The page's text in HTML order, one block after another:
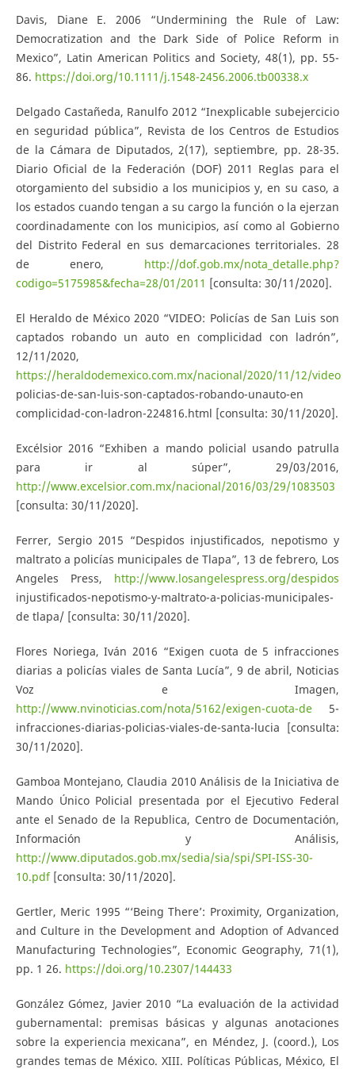
Davis, Diane E. 2006 “Undermining the Rule of Law:
Democratization and the Dark Side of Police Reform in
Mexico”, Latin American Politics and Society, 48(1), pp. 55-
86. https://doi.org/10.1111/j.1548-2456.2006.tb00338.x
Delgado Castañeda, Ranulfo 2012 “Inexplicable subejercicio
en seguridad pública”, Revista de los Centros de Estudios
de la Cámara de Diputados, 2(17), septiembre, pp. 28-35.
Diario Oficial de la Federación (DOF) 2011 Reglas para el
otorgamiento del subsidio a los municipios y, en su caso, a
los estados cuando tengan a su cargo la función o la ejerzan
coordinadamente con los municipios, así como al Gobierno
del Distrito Federal en sus demarcaciones territoriales. 28
de enero, http://dof.gob.mx/nota_detalle.php?
codigo=5175985&fecha=28/01/2011 [consulta: 30/11/2020].
El Heraldo de México 2020 “VIDEO: Policías de San Luis son
captados robando un auto en complicidad con ladrón”,
12/11/2020,
https://heraldodemexico.com.mx/nacional/2020/11/12/video
policias-de-san-luis-son-captados-robando-unauto-en
complicidad-con-ladron-224816.html [consulta: 30/11/2020].
Excélsior 2016 “Exhiben a mando policial usando patrulla
para ir al súper”, 29/03/2016,
http://www.excelsior.com.mx/nacional/2016/03/29/1083503
[consulta: 30/11/2020].
Ferrer, Sergio 2015 “Despidos injustificados, nepotismo y
maltrato a policías municipales de Tlapa”, 13 de febrero, Los
Angeles Press, http://www.losangelespress.org/despidos
injustificados-nepotismo-y-maltrato-a-policias-municipales-
de tlapa/ [consulta: 30/11/2020].
Flores Noriega, Iván 2016 “Exigen cuota de 5 infracciones
diarias a policías viales de Santa Lucía”, 9 de abril, Noticias
Voz e Imagen,
http://www.nvinoticias.com/nota/5162/exigen-cuota-de5-
infracciones-diarias-policias-viales-de-santa-lucia [consulta:
30/11/2020].
Gamboa Montejano, Claudia 2010 Análisis de la Iniciativa de
Mando Único Policial presentada por el Ejecutivo Federal
ante el Senado de la Republica, Centro de Documentación,
Información y Análisis,
http://www.diputados.gob.mx/sedia/sia/spi/SPI-ISS-30-
10.pdf[consulta: 30/11/2020].
Gertler, Meric 1995 “‘Being There’: Proximity, Organization,
and Culture in the Development and Adoption of Advanced
Manufacturing Technologies”, Economic Geography, 71(1),
pp. 1 26. https://doi.org/10.2307/144433
González Gómez, Javier 2010 “La evaluación de la actividad
gubernamental: premisas básicas y algunas anotaciones
sobre la experiencia mexicana”, en Méndez, J. (coord.), Los
grandes temas de México. XIII. Políticas Públicas, México, El